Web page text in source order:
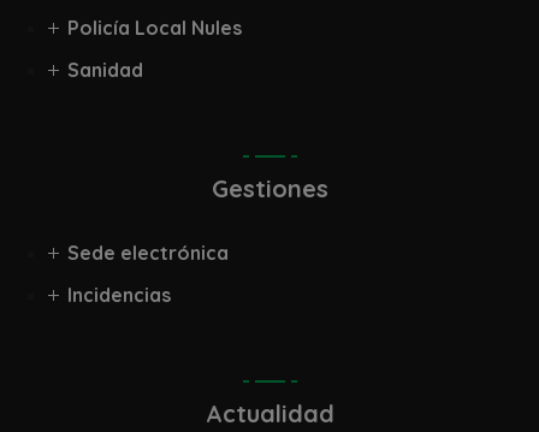
Policía Local Nules
Sanidad
Gestiones
Sede electrónica
Incidencias
Actualidad